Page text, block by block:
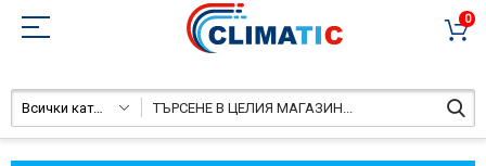
0
Всички категории